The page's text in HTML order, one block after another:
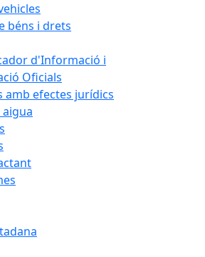
béns i drets
d'Informació i
Oficials
amb efectes jurídics